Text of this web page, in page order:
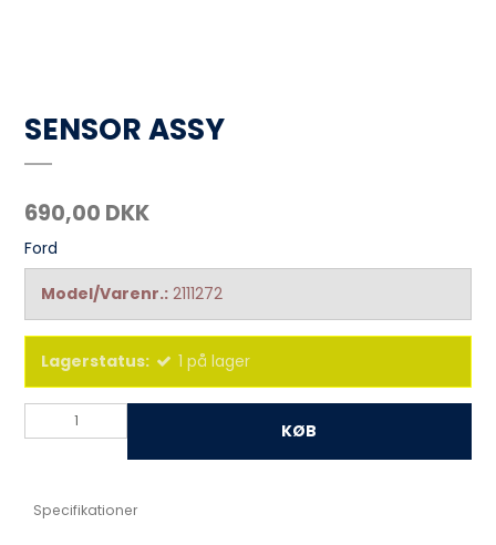
SENSOR ASSY
690,00 DKK
Ford
Model/Varenr.: 2111272
Lagerstatus: 1 på lager
KØB
Specifikationer